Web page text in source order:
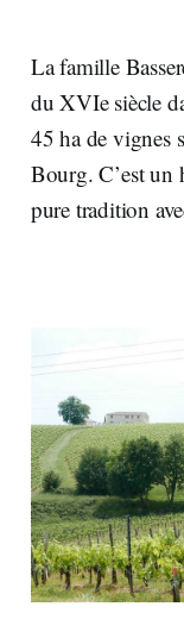
La famille
du XVIe siècle
45 ha de vignes
Bourg. C’est un
pure tradition